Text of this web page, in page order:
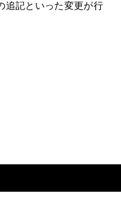
追記といった変更が行